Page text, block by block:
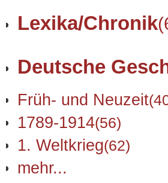
Lexika/Chronik
Deutsche
Früh- und Neuzeit
1789-1914(56)
1. Weltkrieg(62)
mehr...